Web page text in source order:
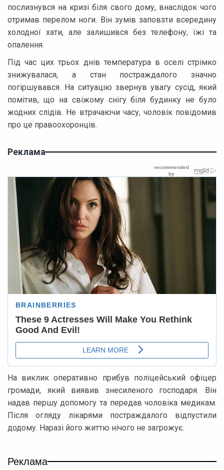
послизнувся на кризі біля свого дому, внаслідок чого
отримав перелом ноги. Він зумів заповзти всередину
холодної хати, але залишився без телефону, їжі та
опалення.
Під час цих трьох днів температура в оселі стрімко
знижувалася, а стан постраждалого значно
погіршувався. На ситуацію звернув увагу сусід, який
помітив, що на свіжому снігу біля будинку не було
жодних слідів. Не втрачаючи часу, чоловік повідомив
про це правоохоронців.
Реклама
На виклик оперативно прибув поліцейський офіцер
громади, який виявив знесиленого господаря. Він
надав першу допомогу та передав чоловіка медикам.
Після огляду лікарями постраждалого відпустили
додому. Наразі його життю нічого не загрожує.
Реклама